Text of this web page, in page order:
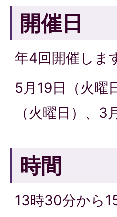
開催日
年4回開催しま
5月19日（火曜
（火曜日）、3
時間
13時30分から